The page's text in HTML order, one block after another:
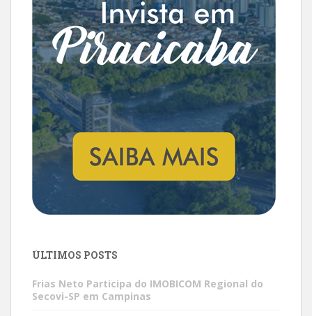
ÚLTIMOS POSTS
Frias Neto Participa do IMOBICOM Regional do
Secovi-SP em Campinas